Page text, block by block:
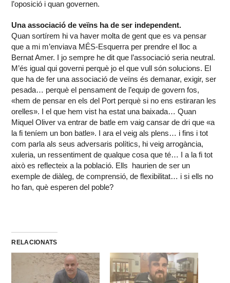
l’oposició i quan governen.
Una associació de veïns ha de ser independent.
Quan sortírem hi va haver molta de gent que es va pensar
que a mi m’enviava MÉS-Esquerra per prendre el lloc a
Bernat Amer. I jo sempre he dit que l’associació seria neutral.
M’és igual qui governi perquè jo el que vull són solucions. El
que ha de fer una associació de veïns és demanar, exigir, ser
pesada… perquè el pensament de l’equip de govern fos,
«hem de pensar en els del Port perquè si no ens estiraran les
orelles». I el que hem vist ha estat una baixada… Quan
Miquel Oliver va entrar de batle em vaig cansar de dri que «a
la fi teníem un bon batle». I ara el veig als plens… i fins i tot
com parla als seus adversaris polítics, hi veig arrogància,
xuleria, un ressentiment de qualque cosa que té… I a la fi tot
això es reflecteix a la població. Ells haurien de ser un
exemple de diàleg, de comprensió, de flexibilitat… i si ells no
ho fan, què esperen del poble?
RELACIONATS